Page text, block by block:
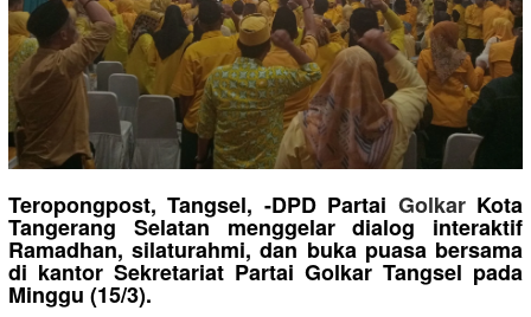
Teropongpost, Tangsel, -DPD Partai GolkarKota
Tangerang Selatan menggelar dialog interaktif
Ramadhan, silaturahmi, dan buka puasa bersama
di kantor Sekretariat Partai Golkar Tangsel pada
Minggu (15/3).